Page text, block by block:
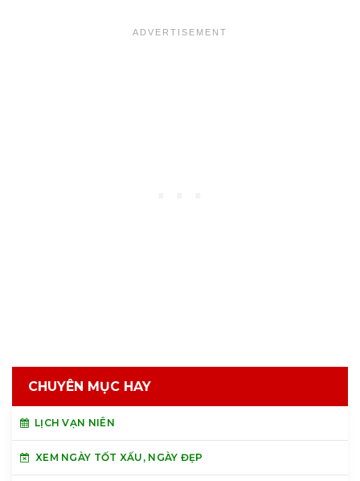
CHUYÊN MỤC HAY
LỊCH VẠN NIÊN
XEM NGÀY TỐT XẤU, NGÀY ĐẸP